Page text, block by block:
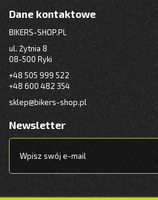
Dane kontaktowe
BIKERS-SHOP.PL
ul. Żytnia 8
08-500 Ryki
+48 505 999 522
+48 600 482 354
sklep@bikers-shop.pl
Newsletter